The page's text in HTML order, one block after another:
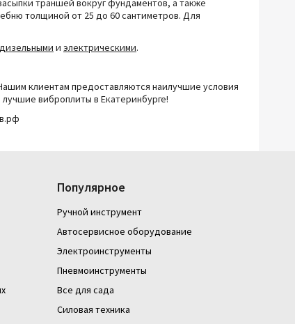
траншей вокруг фундаментов, а также
толщиной от 25 до 60 сантиметров. Для
дизельными и электрическими.
клиентам предоставляются наилучшие условия
виброплиты в Екатеринбурге!
Популярное
Ручной инструмент
Автосервисное оборудование
Электроинструменты
Пневмоинструменты
Все для сада
Силовая техника